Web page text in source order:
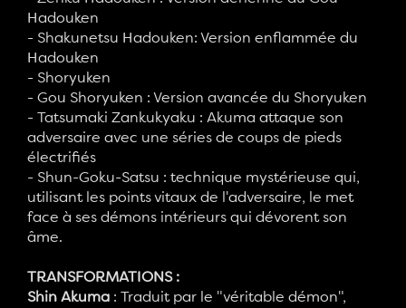
Hadouken
- Shakunetsu Hadouken: Version enflammée du
Hadouken
- Shoryuken
- Gou Shoryuken : Version avancée du Shoryuken
- Tatsumaki Zankukyaku : Akuma attaque son
adversaire avec une séries de coups de pieds
électrifiés
- Shun-Goku-Satsu : technique mystérieuse qui,
utilisant les points vitaux de l'adversaire, le met
face à ses démons intérieurs qui dévorent son
âme.
TRANSFORMATIONS :
Shin Akuma : Traduit par le "véritable démon",